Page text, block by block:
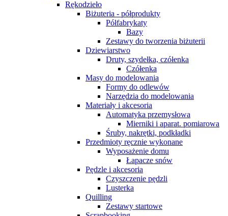
Rękodzieło
Biżuteria - półprodukty
Półfabrykaty
Bazy
Zestawy do tworzenia biżuterii
Dziewiarstwo
Druty, szydełka, czółenka
Czółenka
Masy do modelowania
Formy do odlewów
Narzędzia do modelowania
Materiały i akcesoria
Automatyka przemysłowa
Mierniki i aparat. pomiarowa
Śruby, nakrętki, podkładki
Przedmioty ręcznie wykonane
Wyposażenie domu
Łapacze snów
Pędzle i akcesoria
Czyszczenie pędzli
Lusterka
Quilling
Zestawy startowe